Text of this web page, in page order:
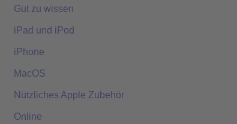
Gut zu wissen
iPad und iPod
iPhone
MacOS
Nützliches Apple Zubehör
Online